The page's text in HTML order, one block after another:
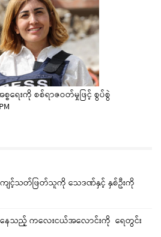
ရေးကို စစ်ရာဇဝတ်မှုဖြင့် စွပ်စွဲ
းကျင့်သတ်ဖြတ်သူကို သေဒဏ်နှင့် နှစ်ဦးကို
နေသည့် ကလေးငယ်အလောင်းကို ရေတွင်း